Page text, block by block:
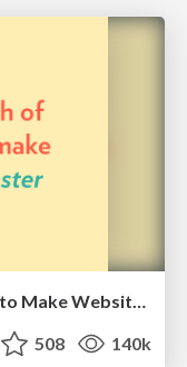
Let's Do A Bunch of Simple Stuff to Make Websites Faster
508 140k